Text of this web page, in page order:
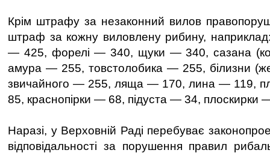
Крім штрафу за незаконний вилов
штраф за кожну виловлену рибину,
— 425, форелі — 340, щуки — 340, сазана
амура — 255, товстолобика — 255, білизни
звичайного — 255, ляща — 170, лина — 119,
85, краснопірки — 68, підуста — 34, плоскирки
Наразі, у Верховній Раді перебуває
відповідальності за порушення правил